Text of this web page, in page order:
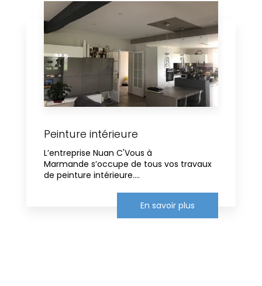
Peinture intérieure
L’entreprise Nuan C'Vous à
Marmande s’occupe de tous vos travaux
de peinture intérieure....
En savoir plus